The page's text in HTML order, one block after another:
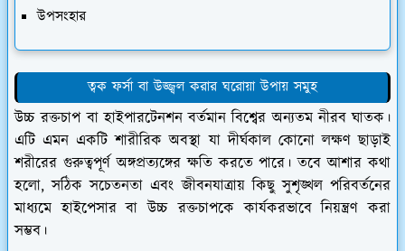
​উপসংহার
ত্বক ফর্সা বা উজ্জ্বল করার ঘরোয়া উপায় সমুহ
উচ্চ রক্তচাপ বা হাইপারটেনশন বর্তমান বিশ্বের অন্যতম নীরব ঘাতক।
এটি এমন একটি শারীরিক অবস্থা যা দীর্ঘকাল কোনো লক্ষণ ছাড়াই
শরীরের গুরুত্বপূর্ণ অঙ্গপ্রত্যঙ্গের ক্ষতি করতে পারে। তবে আশার কথা
হলো, সঠিক সচেতনতা এবং জীবনযাত্রায় কিছু সুশৃঙ্খল পরিবর্তনের
মাধ্যমে হাইপেসার বা উচ্চ রক্তচাপকে কার্যকরভাবে নিয়ন্ত্রণ করা
সম্ভব।